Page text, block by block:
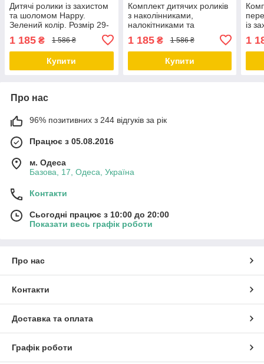
Дитячі ролики із захистом
та шоломом Happy.
Зелений колір. Розмір 29-
1 185 ₴ 1 586 ₴
Купити
Комплект дитячих роликів
з наколінниками,
налокітниками та
Бірюзовий колір. Розмір
29-33
1 185₴ 1 586 ₴
Купити
із
1
Про нас
96% позитивних з 244 відгуків за рік
Працює з 05.08.2016
м. Одеса
Базова, 17, Одеса, Україна
Контакти
Сьогодні працює з 10:00 до 20:00
Показати весь графік роботи
Про нас
Контакти
Доставка та оплата
Графік роботи